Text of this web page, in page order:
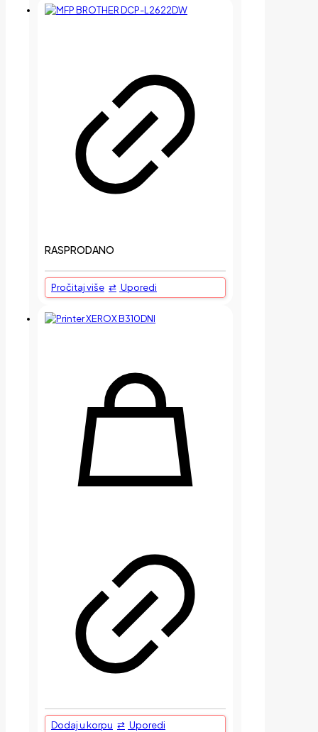
RASPRODANO
Pročitaj više Uporedi
Dodaj u korpu Uporedi